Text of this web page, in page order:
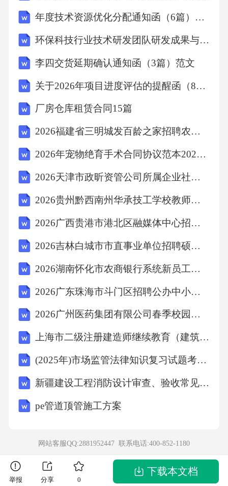
尊严，不得（）。A.对学生进行体罚或者变相
体罚B.对学生进行批评教育C.对学生进行心理健
康教育D.对学生进行安全教育27.教师小丽在教
学中，注重培养学生的创新精神和实践能力，
引导学生进行探究式学习。小丽老师的行为体
现了（）。A.教书育人B.为人师表C.爱岗敬业D.
关爱学生28.学生小军因为家庭原因情绪低落，
影响了学习成绩。教师小刘及时发现并主动关
了教师职业道德规范中的（）。A.爱国守法B.
爱岗敬业C.关爱学生D.教书育人29.教师小王经
常利用网络搜集教学资源，并将其应用到自己
的教学实践中，不断提升自己的教学水平。小
王的行为体现了教师职业道德规范中的（）。
A.爱国守法B.爱岗敬业C.为人师表D.终身学习
二、不定项选择题（本大题共2小题，每小题3
分，共6分。下列每小题至少有两个正确选项，
选、错选、漏选均不得分。）30.下列属于教师
法定权利的有（）。A.进行教育教学活动，开
展教育教学改革和实验B.从事科学研究、学术
交流，参加专业的学术团体，在学术活动中充
（）。A.对待所有学生一视同仁，不考虑学生
年度技术资源优化分配通知函（6篇）范文
环保科技行业技术研发团队研发成果与创新能力绩效衡量表
李四交货延期确认通知函（3篇）范文
关于2026年项目进度评估的提醒函（8篇）范文
厂房仓库租赁合同15篇
2026福建省三明城发百龄之家招聘农业考试备考题库及答案解析
2026年宠物绝育手术合同协议范本2026年
2026天津市政昕资管公司所属企业社会招聘3人农业考试备考试题及答案解析
2026贵州黔西南州华承技工学校教师招聘16人农业考试模拟试题及答案解析
2026广西贵港市港北区融媒体中心招聘编外专业技术工作人员1人农业考试参考题库及答案解析
2026吉林白城市市直事业单位招聘硕士以上人才100人（1号）农业笔试模拟试题及答案解析
2026湖南怀化市农商银行系统新员工招聘55人农业笔试参考题库及答案解析
2026广东珠海市斗门区招聘公办中小学教师134人（编制）考试参考试题及答案解析
2026广州医药集团有限公司春季校园招聘笔试历年典型考点题库附带答案详解
上海市二级注册建造师继续教育（建筑工程）考试题库
(2025年)市场监管法律知识复习试题考前模拟测试题附答案
新疆建设工程消防设计审查、验收常见问题技术解析（2024年）
pe管道顶管施工方案
网站客服QQ:2881952447 联系电话:400-852-1180
举报 分享 0
下载本文档